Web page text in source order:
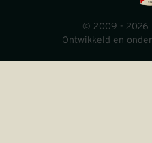
© 2009 - 2026
Ontwikkeld en